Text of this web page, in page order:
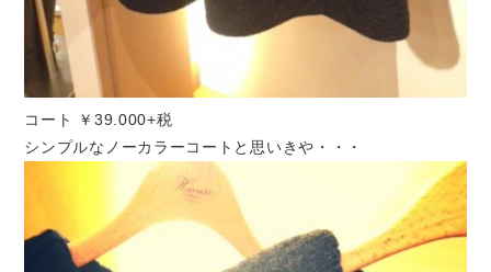
コート ￥39.000+税
シンプルなノーカラーコートと思いきや・・・